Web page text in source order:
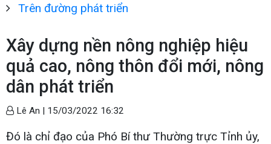
Trên đường phát triển
Xây dựng nền nông nghiệp hiệu
quả cao, nông thôn đổi mới, nông
dân phát triển
Lê An | 15/03/2022 16:32
Đó là chỉ đạo của Phó Bí thư Thường trực Tỉnh ủy,